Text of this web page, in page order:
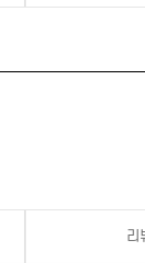
리